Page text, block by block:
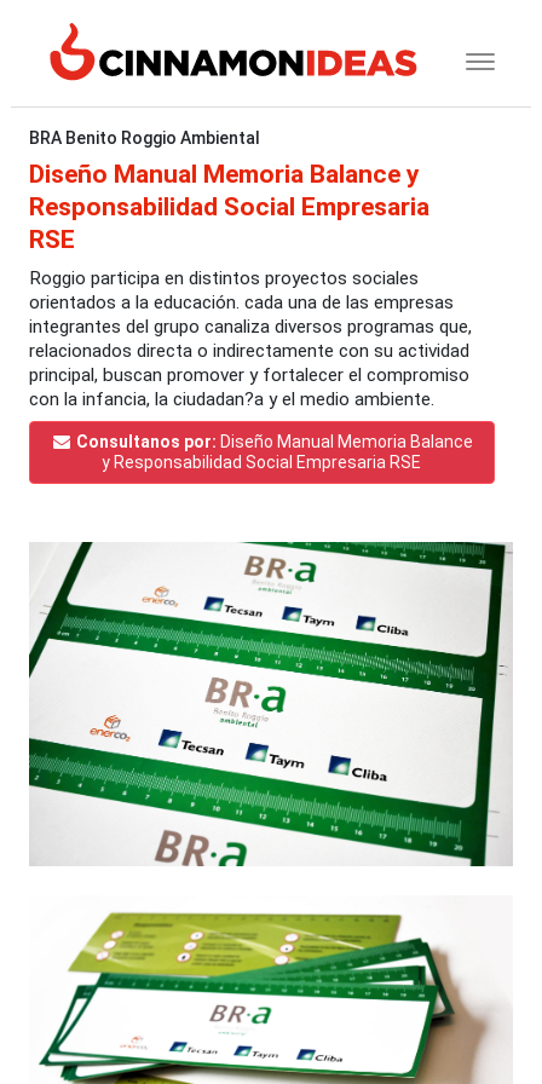
BRA Benito Roggio Ambiental
Diseño Manual Memoria Balance y
Responsabilidad Social Empresaria
RSE
Roggio participa en distintos proyectos sociales
orientados a la educación. cada una de las empresas
integrantes del grupo canaliza diversos programas que,
relacionados directa o indirectamente con su actividad
principal, buscan promover y fortalecer el compromiso
con la infancia, la ciudadan?a y el medio ambiente.
Consultanos por: Diseño Manual Memoria Balance
y Responsabilidad Social Empresaria RSE